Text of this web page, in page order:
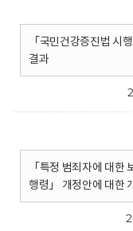
「국민건강증진법 시
결과
「특정 범죄자에 대한
행령」 개정안에 대한